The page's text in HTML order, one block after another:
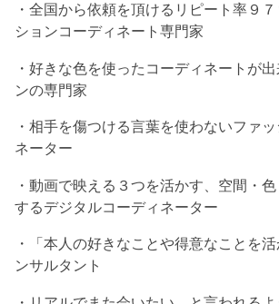
・全国から依頼を頂けるリピート率９
ションコーディネート専門家
・好きな色を使ったコーディネートが
ンの専門家
・相手を傷つける言葉を使わないファ
ネーター
・動画で映える３つを活かす、空間・
するデジタルコーディネーター
・「本人の好きなことや得意なことを
ンサルタント